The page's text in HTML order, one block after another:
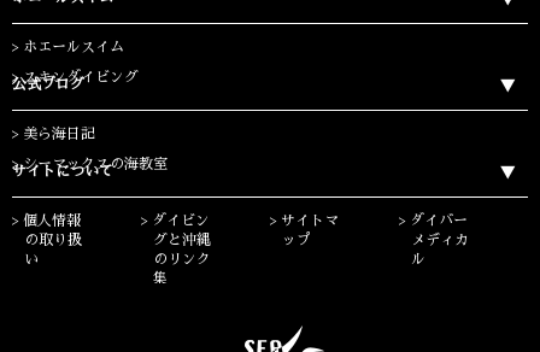
ホエールスイム
スキンダイビング
公式ブログ
美ら海日記
シーマックスの海教室
サイトについて
個人情報
の取り扱
い
ダイビン
グと沖縄
のリンク
集
サイトマ
ップ
ダイバー
メディカ
ル